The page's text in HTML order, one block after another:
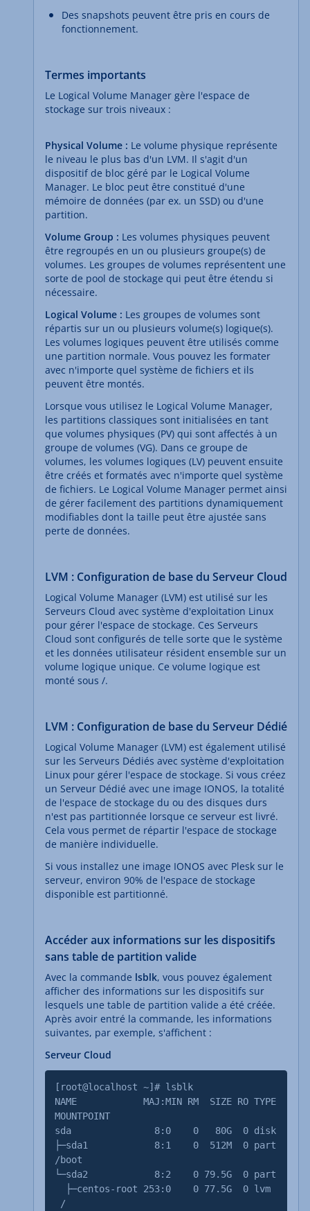
Des snapshots peuvent être pris en cours de
fonctionnement.
Termes importants
Le Logical Volume Manager gère l'espace de
stockage sur trois niveaux :
Physical Volume : Le volume physique représente
le niveau le plus bas d'un LVM. Il s'agit d'un
dispositif de bloc géré par le Logical Volume
Manager. Le bloc peut être constitué d'une
mémoire de données (par ex. un SSD) ou d'une
partition.
Volume Group : Les volumes physiques peuvent
être regroupés en un ou plusieurs groupe(s) de
volumes. Les groupes de volumes représentent une
sorte de pool de stockage qui peut être étendu si
nécessaire.
Logical Volume : Les groupes de volumes sont
répartis sur un ou plusieurs volume(s) logique(s).
Les volumes logiques peuvent être utilisés comme
une partition normale. Vous pouvez les formater
avec n'importe quel système de fichiers et ils
peuvent être montés.
Lorsque vous utilisez le Logical Volume Manager,
les partitions classiques sont initialisées en tant
que volumes physiques (PV) qui sont affectés à un
groupe de volumes (VG). Dans ce groupe de
volumes, les volumes logiques (LV) peuvent ensuite
être créés et formatés avec n'importe quel système
de fichiers. Le Logical Volume Manager permet ainsi
de gérer facilement des partitions dynamiquement
modifiables dont la taille peut être ajustée sans
perte de données.
LVM : Configuration de base du Serveur Cloud
Logical Volume Manager (LVM) est utilisé sur les
Serveurs Cloud avec système d'exploitation Linux
pour gérer l'espace de stockage. Ces Serveurs
Cloud sont configurés de telle sorte que le système
et les données utilisateur résident ensemble sur un
volume logique unique. Ce volume logique est
monté sous /.
LVM : Configuration de base du Serveur Dédié
Logical Volume Manager (LVM) est également utilisé
sur les Serveurs Dédiés avec système d'exploitation
Linux pour gérer l'espace de stockage. Si vous créez
un Serveur Dédié avec une image IONOS, la totalité
de l'espace de stockage du ou des disques durs
n'est pas partitionnée lorsque ce serveur est livré.
Cela vous permet de répartir l'espace de stockage
de manière individuelle.
Si vous installez une image IONOS avec Plesk sur le
serveur, environ 90% de l'espace de stockage
disponible est partitionné.
Accéder aux informations sur les dispositifs
sans table de partition valide
Avec la commande lsblk, vous pouvez également
afficher des informations sur les dispositifs sur
lesquels une table de partition valide a été créée.
Après avoir entré la commande, les informations
suivantes, par exemple, s'affichent :
Serveur Cloud
[root@localhost ~]# lsblk
NAME MAJ:MIN RM SIZE RO TYPE
MOUNTPOINT
sda 8:0 0 80G 0 disk
├─sda1 8:1 0 512M 0 part
/boot
└─sda2 8:2 0 79.5G 0 part
├─centos-root 253:0 0 77.5G 0 lvm
/